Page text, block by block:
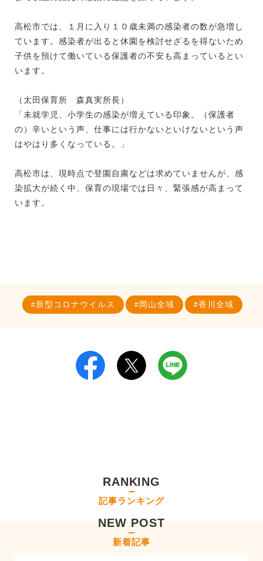
高松市では、１月に入り１０歳未満の感染者の数が急増し
ています。感染者が出ると休園を検討せざるを得ないため
子供を預けて働いている保護者の不安も高まっているとい
います。
（太田保育所 森真実所長）
「未就学児、小学生の感染が増えている印象。（保護者
の）辛いという声、仕事には行かないといけないという声
はやはり多くなっている。」
高松市は、現時点で登園自粛などは求めていませんが、感
染拡大が続く中、保育の現場では日々、緊張感が高まって
います。
新型コロナウイルス 岡山全域 香川全域
RANKING
記事ランキング
NEW POST
新着記事